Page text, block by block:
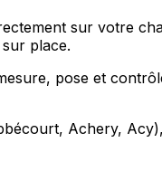
sur votre
place.
pose et
Achery,